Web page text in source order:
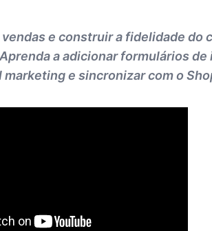
e construir a fidelidade do
a adicionar formulários
e sincronizar com o